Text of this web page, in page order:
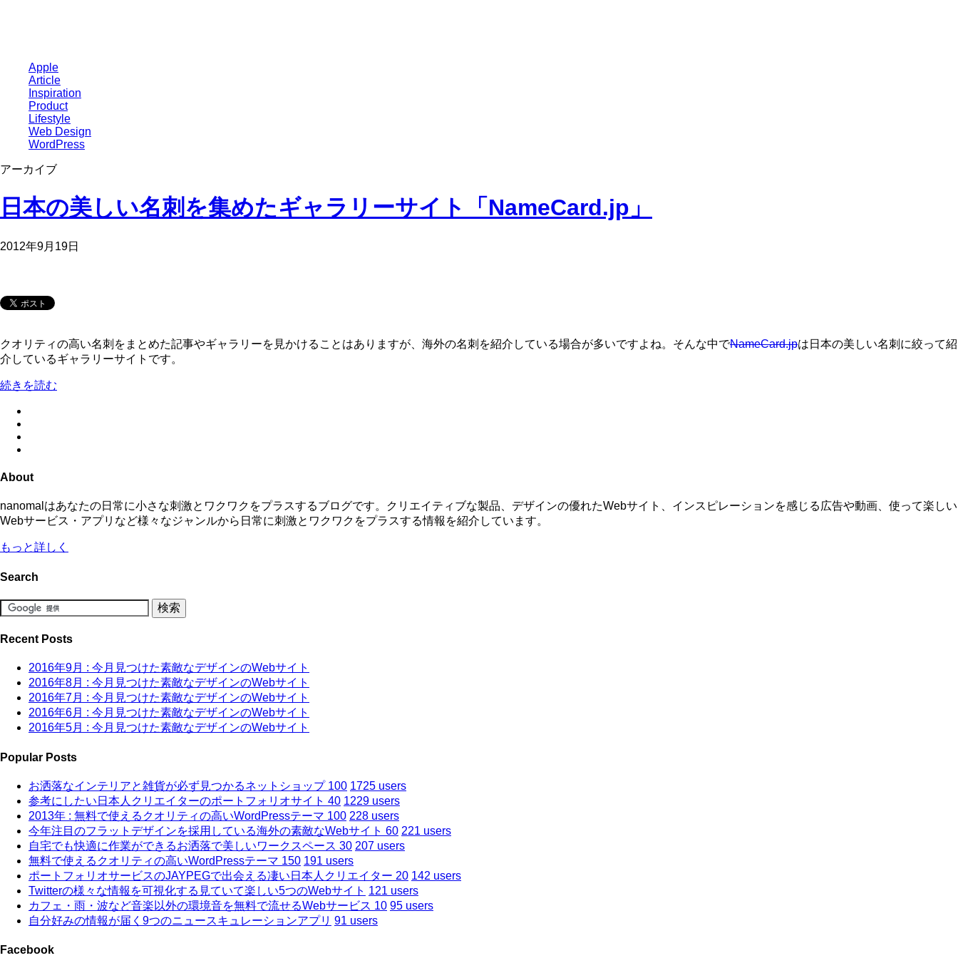
Apple
Article
Inspiration
Product
Lifestyle
Web Design
WordPress
アーカイブ
日本の美しい名刺を集めたギャラリーサイト「NameCard.jp」
2012年9月19日
クオリティの高い名刺をまとめた記事やギャラリーを見かけることはありますが、海外の名刺を紹介している場合が多いですよね。そんな中でNameCard.jpは日本の美しい名刺に絞って紹
介しているギャラリーサイトです。
続きを読む
About
nanomalはあなたの日常に小さな刺激とワクワクをプラスするブログです。クリエイティブな製品、デザインの優れたWebサイト、インスピレーションを感じる広告や動画、使って楽しい
Webサービス・アプリなど様々なジャンルから日常に刺激とワクワクをプラスする情報を紹介しています。
もっと詳しく
Search
Recent Posts
2016年9月 : 今月見つけた素敵なデザインのWebサイト
2016年8月 : 今月見つけた素敵なデザインのWebサイト
2016年7月 : 今月見つけた素敵なデザインのWebサイト
2016年6月 : 今月見つけた素敵なデザインのWebサイト
2016年5月 : 今月見つけた素敵なデザインのWebサイト
Popular Posts
お洒落なインテリアと雑貨が必ず見つかるネットショップ 100 1725 users
参考にしたい日本人クリエイターのポートフォリオサイト 40 1229 users
2013年 : 無料で使えるクオリティの高いWordPressテーマ 100 228 users
今年注目のフラットデザインを採用している海外の素敵なWebサイト 60 221 users
自宅でも快適に作業ができるお洒落で美しいワークスペース 30 207 users
無料で使えるクオリティの高いWordPressテーマ 150 191 users
ポートフォリオサービスのJAYPEGで出会える凄い日本人クリエイター 20 142 users
Twitterの様々な情報を可視化する見ていて楽しい5つのWebサイト 121 users
カフェ・雨・波など音楽以外の環境音を無料で流せるWebサービス 10 95 users
自分好みの情報が届く9つのニュースキュレーションアプリ 91 users
Facebook